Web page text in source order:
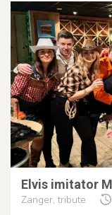
Elvis imitator
Zanger, tribute